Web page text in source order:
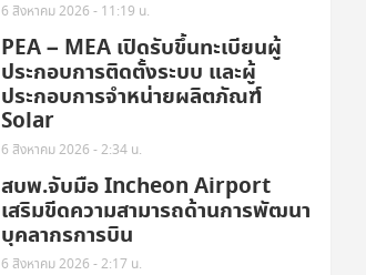
6 สิงหาคม 2026 - 11:19 น.
PEA – MEA เปิดรับขึ้นทะเบียนผู้
ประกอบการติดตั้งระบบ และผู้
ประกอบการจำหน่ายผลิตภัณฑ์
Solar
6 สิงหาคม 2026 - 2:34 น.
สบพ.จับมือ Incheon Airport
เสริมขีดความสามารถด้านการพัฒนา
บุคลากรการบิน
6 สิงหาคม 2026 - 2:17 น.